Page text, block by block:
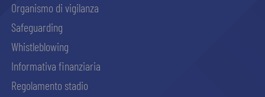
Organismo di vigilanza
Safeguarding
Whistleblowing
Informativa finanziaria
Regolamento stadio